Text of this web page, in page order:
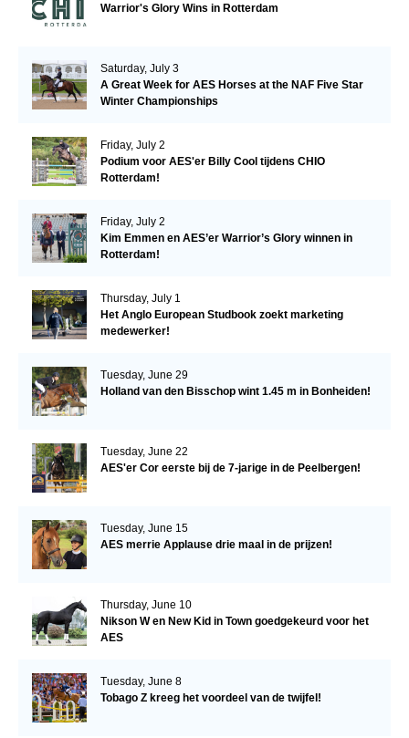
Warrior's Glory Wins in Rotterdam
Saturday, July 3
A Great Week for AES Horses at the NAF Five Star
Winter Championships
Friday, July 2
Podium voor AES'er Billy Cool tijdens CHIO
Rotterdam!
Friday, July 2
Kim Emmen en AES’er Warrior’s Glory winnen in
Rotterdam!
Thursday, July 1
Het Anglo European Studbook zoekt marketing
medewerker!
Tuesday, June 29
Holland van den Bisschop wint 1.45 m in Bonheiden!
Tuesday, June 22
AES'er Cor eerste bij de 7-jarige in de Peelbergen!
Tuesday, June 15
AES merrie Applause drie maal in de prijzen!
Thursday, June 10
Nikson W en New Kid in Town goedgekeurd voor het
AES
Tuesday, June 8
Tobago Z kreeg het voordeel van de twijfel!